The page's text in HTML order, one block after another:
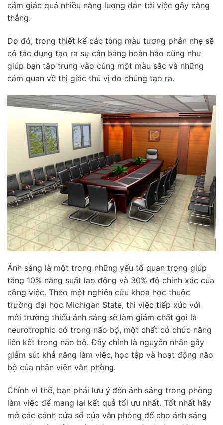
cảm giác quá nhiều năng lượng dẫn tới việc gây căng
thẳng.
Do đó, trong thiết kế các tông màu tương phản nhẹ sẽ
có tác dụng tạo ra sự cân bằng hoàn hảo cũng như
giúp bạn tập trung vào cùng một màu sắc và những
cảm quan về thị giác thú vị do chúng tạo ra.
Ánh sáng là một trong những yếu tố quan trọng giúp
tăng 10% năng suất lao động và 30% độ chính xác của
công việc. Theo một nghiên cứu khoa học thuộc
trường đại học Michigan State, thì việc tiếp xúc với
môi trường thiếu ánh sáng sẽ làm giảm chất gọi là
neurotrophic có trong não bộ, một chất có chức năng
liên kết trong não bộ. Đây chính là nguyên nhân gây
giảm sút khả năng làm việc, học tập và hoạt động não
bộ của nhân viên văn phòng.
Chính vì thế, bạn phải lưu ý đến ánh sáng trong phòng
làm việc để mang lại kết quả tối ưu nhất. Tốt nhất hãy
mở các cánh cửa sổ của văn phòng để cho ánh sáng